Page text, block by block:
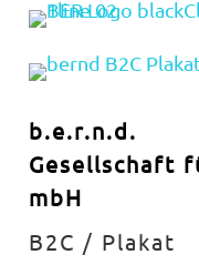
b.e.r.n.d.
Gesellschaft
mbH
B2C / Plakat